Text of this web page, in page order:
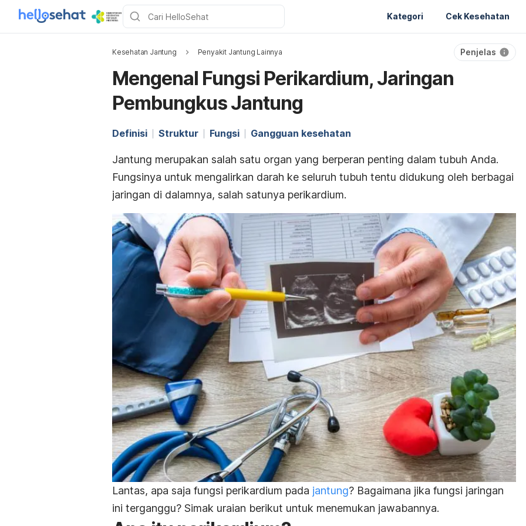
Kategori Cek Kesehatan
Kesehatan Jantung Penyakit Jantung Lainnya Penjelas
Mengenal Fungsi Perikardium, Jaringan
Pembungkus Jantung
Definisi Struktur Fungsi Gangguan kesehatan
Jantung merupakan salah satu organ yang berperan penting dalam tubuh Anda.
Fungsinya untuk mengalirkan darah ke seluruh tubuh tentu didukung oleh berbagai
jaringan di dalamnya, salah satunya perikardium.
Lantas, apa saja fungsi perikardium pada jantung? Bagaimana jika fungsi jaringan
ini terganggu? Simak uraian berikut untuk menemukan jawabannya.